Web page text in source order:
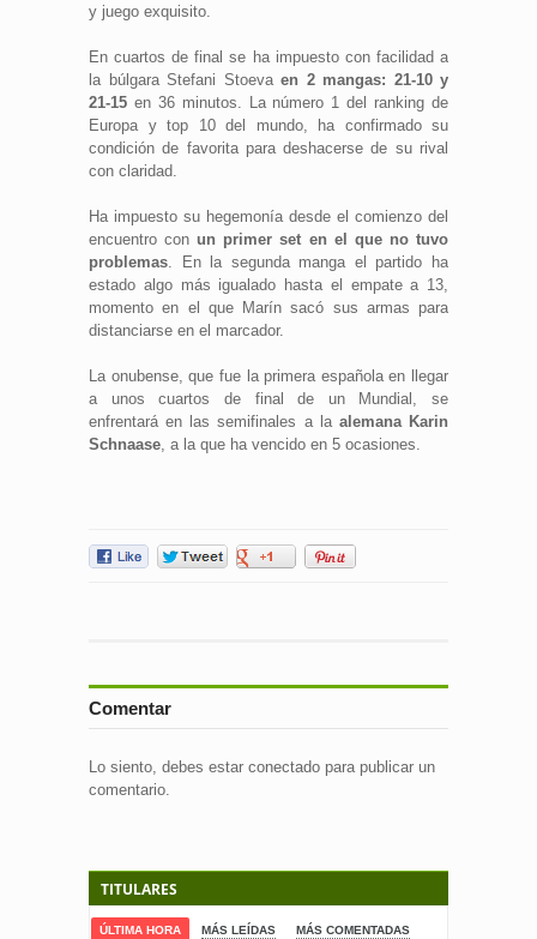
y juego exquisito.
En cuartos de final se ha impuesto con facilidad a
la búlgara Stefani Stoeva en 2 mangas: 21-10 y
21-15 en 36 minutos. La número 1 del ranking de
Europa y top 10 del mundo, ha confirmado su
condición de favorita para deshacerse de su rival
con claridad.
Ha impuesto su hegemonía desde el comienzo del
encuentro conun primer set en el que no tuvo
problemas. En la segunda manga el partido ha
estado algo más igualado hasta el empate a 13,
momento en el que Marín sacó sus armas para
distanciarse en el marcador.
La onubense, que fue la primera española en llegar
a unos cuartos de final de un Mundial, se
enfrentará en las semifinales a la alemana Karin
Schnaase, a la que ha vencido en 5 ocasiones.
Comentar
Lo siento, debes estar conectado para publicar un
comentario.
TITULARES
ÚLTIMA HORA MÁS LEÍDAS MÁS COMENTADAS